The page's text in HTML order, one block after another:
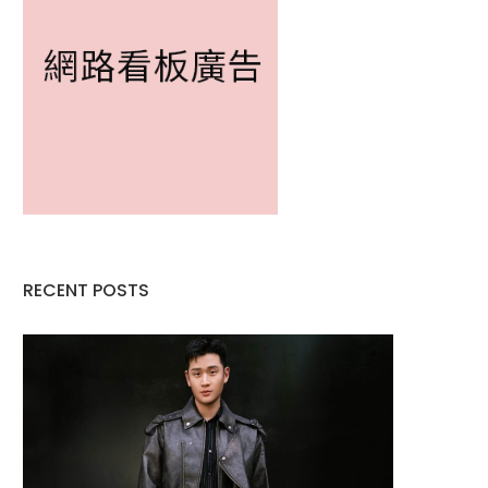
RECENT POSTS